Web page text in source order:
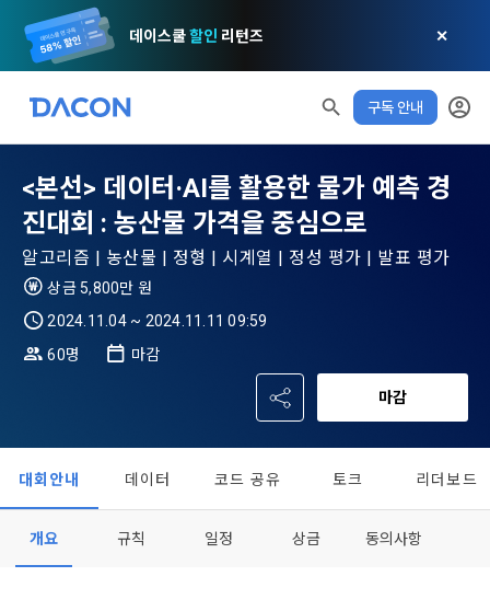
데이스쿨할인 리턴즈 ✕
구독 안내
알림 0 모두 읽음 모두 삭제 닫기
✕ MY XP
LEVEL 1 다음 레벨까지150 XP
오늘의 XP
0 / 800
이용약관
제 1 조 (목적)
본 약관은 데이콘 주식회사(이하 “회사”)와 “회원” 간에 정보 서
비스를 이용하는 조건 및 절차에 관한 필요한 사항을 약속하여
규정하는 데 그 목적이 있다. “회원”은 모든 약관에 동의해야 하
며, 어떤 방식이든 본 서비스를 사용한다는 것은 “회원”이 본 약
관의 전부에 동의한다는 것을 의미하며 본 약관은 “회원”이 서비
제 2 조 (용어의 정의)
이 약관에서 사용하는 용어의 정의는 아래와 같다.
개인정보 처리방침
(2021.05.24 본)
데이콘은 이용자 개인정보 보호를 여러 경영요소 가운데 최
우선의 가치로 두고 있습니다. 데이콘주식회사(이하 ‘데이콘’ 또
등 국내의 개인정보 보호 법령을 철저히 준수합니다.
1. 개인정보처리방침의 의의
마케팅 정보 수신 동의
1. 광고성 정보의 이용목적
DACON이 제공하는 이용자 맞춤형 서비스 및 상품 추천, 각종
경품 행사, 이벤트, 경진대회 홍보 목적 등의 광고성 정보를 전자
- 마케팅 수신 동의는 거부하실 수 있으며 동의 이후에라도 고객
의 의사에 따라 동의를 철회할 수 있습니다.
<본선> 데이터·AI를 활용한 물가 예측 경
진대회 : 농산물 가격을 중심으로
알고리즘 | 농산물 | 정형 | 시계열 | 정성 평가 | 발표 평가
상금 5,800만 원
2024.11.04 ~ 2024.11.11 09:59
60명
마감
마감
대회안내 데이터 코드 공유 토크 리더보드
개요 규칙 일정 상금 동의사항